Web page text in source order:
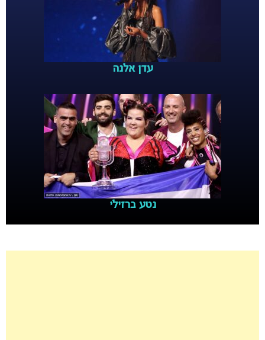
עדן אלנה
נטע ברזילי